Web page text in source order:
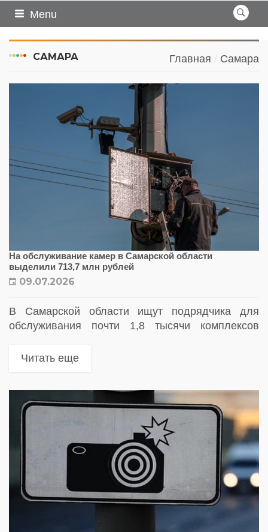
Menu
САМАРА Главная Самара
На обслуживание камер в Самарской области
выделили 713,7 млн рублей
09.07.2026
В Самарской области ищут подрядчика для
обслуживания почти 1,8 тысячи комплексов
Читать еще